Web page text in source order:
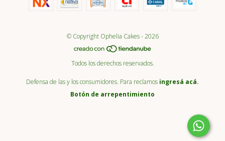
© Copyright Ophelia Cakes - 2026
Todos los derechos reservados.
Defensa de las y los consumidores. Para reclamos ingresá acá.
Botón de arrepentimiento